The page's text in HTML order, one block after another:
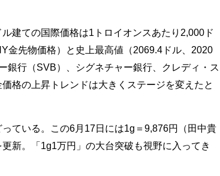
建ての国際価格は1トロイオンスあたり2,000ド
金先物価格）と史上最高値（2069.4ドル、2020
銀行（SVB）、シグネチャー銀行、クレディ・ス
格の上昇トレンドは大きくステージを変えたと
ている。この6月17日には1g＝9,876円（田中貴
新。「1g1万円」の大台突破も視野に入ってき